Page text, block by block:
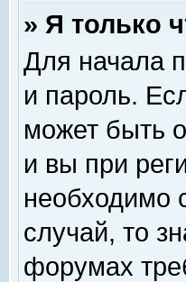
» Я только
Для начала
и пароль.
может быть
и вы при
необходимо
случай, то
форумах